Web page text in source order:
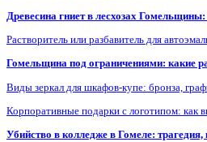
Древесина гниет в лесхозах
Растворитель или разбавитель для
Гомельщина под ограничениями: какие
Виды зеркал для шкафов-купе: бронза,
Корпоративные подарки с логотипом: как
Убийство в колледже в Гомеле: